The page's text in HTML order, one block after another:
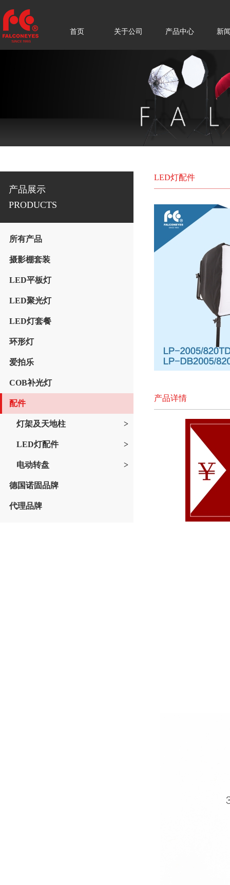
首页 关于公司 产品中心 新
产品展示
PRODUCTS
所有产品
摄影棚套装
LED平板灯
LED聚光灯
LED灯套餐
环形灯
爱拍乐
COB补光灯
配件
灯架及天地柱 >
LED灯配件 >
电动转盘 >
德国诺固品牌
代理品牌
LED灯配件
产品详情